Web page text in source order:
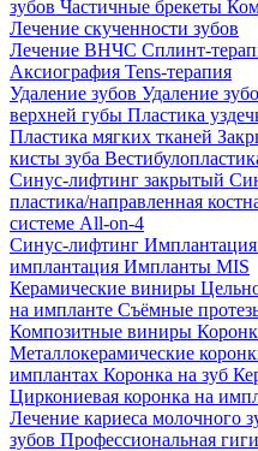
зубов Частичные брекеты
Лечение скученности зубов
Лечение ВНЧС Сплинт-
Аксиография Tens-терапия
Удаление зубов Удаление
верхней губы Пластика
Пластика мягких тканей
кисты зуба
Синус-лифтинг закрытый
пластика/направленная
системе All-on-4
Синус-лифтинг
имплантация Импланты MIS
Керамические виниры
на импланте Съёмные
Композитные виниры
Металлокерамические
имплантах Коронка на зуб
Циркониевая коронка на
Лечение кариеса молочного
зубов Профессиональная